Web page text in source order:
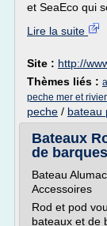
et SeaEco qui
Lire la suite
Site : http://
Thèmes liés :
peche mer et
peche / bateau
Bateaux
de
Bateau
Accessoires
Rod et pod
bateaux et de